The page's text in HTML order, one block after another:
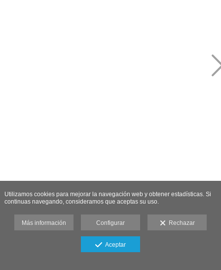
Utilizamos cookies para mejorar la navegación web y obtener estadísticas. Si
continuas navegando, consideramos que aceptas su uso.
Más información Configurar Rechazar
Aceptar